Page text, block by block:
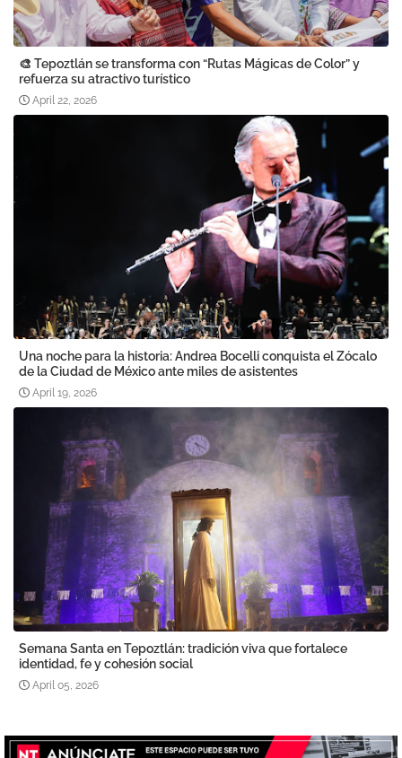
🎨 Tepoztlán se transforma con “Rutas Mágicas de Color” y
refuerza su atractivo turístico
April 22, 2026
Una noche para la historia: Andrea Bocelli conquista el Zócalo
de la Ciudad de México ante miles de asistentes
April 19, 2026
Semana Santa en Tepoztlán: tradición viva que fortalece
identidad, fe y cohesión social
April 05, 2026